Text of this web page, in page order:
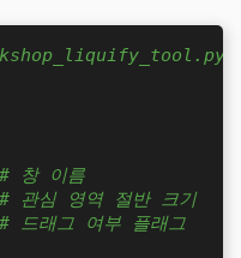
# 창 이름
# 관심 영역 절반 크기
# 드래그 여부 플래그